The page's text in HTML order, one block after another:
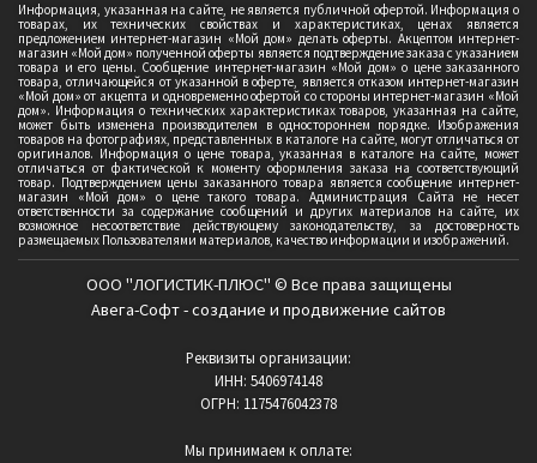
Информация, указанная на сайте, не является публичной офертой. Информация о
товарах, их технических свойствах и характеристиках, ценах является
предложением интернет-магазин «Мой дом» делать оферты. Акцептом интернет-
магазин «Мой дом» полученной оферты является подтверждение заказа с указанием
товара и его цены. Сообщение интернет-магазин «Мой дом» о цене заказанного
товара, отличающейся от указанной в оферте, является отказом интернет-магазин
«Мой дом» от акцепта и одновременно офертой со стороны интернет-магазин «Мой
дом». Информация о технических характеристиках товаров, указанная на сайте,
может быть изменена производителем в одностороннем порядке. Изображения
товаров на фотографиях, представленных в каталоге на сайте, могут отличаться от
оригиналов. Информация о цене товара, указанная в каталоге на сайте, может
отличаться от фактической к моменту оформления заказа на соответствующий
товар. Подтверждением цены заказанного товара является сообщение интернет-
магазин «Мой дом» о цене такого товара. Администрация Сайта не несет
ответственности за содержание сообщений и других материалов на сайте, их
возможное несоответствие действующему законодательству, за достоверность
размещаемых Пользователями материалов, качество информации и изображений.
ООО "ЛОГИСТИК-ПЛЮС" © Все права защищены
Авега-Софт - создание и продвижение сайтов
Реквизиты организации:
ИНН: 5406974148
ОГРН: 1175476042378
Мы принимаем к оплате: